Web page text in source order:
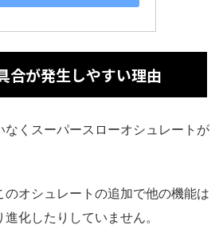
合が発生しやすい理由
なくスーパースローオシュレートが
のオシュレートの追加で他の機能は
化したりしていません。